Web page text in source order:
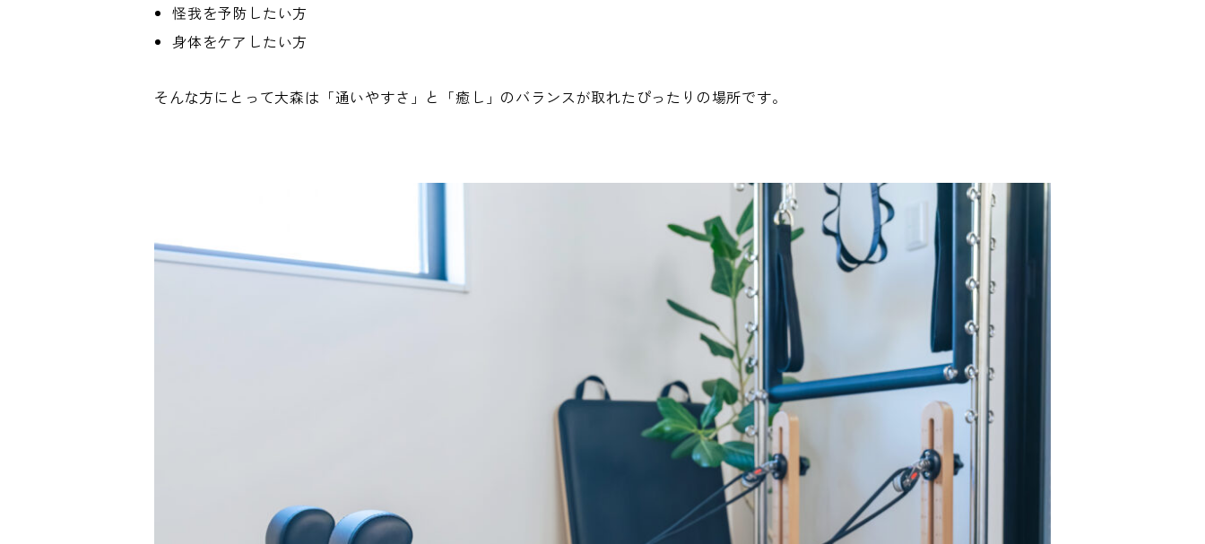
怪我を予防したい方
身体をケアしたい方
そんな方にとって大森は「通いやすさ」と「癒し」のバランスが取れたぴったりの場所です。